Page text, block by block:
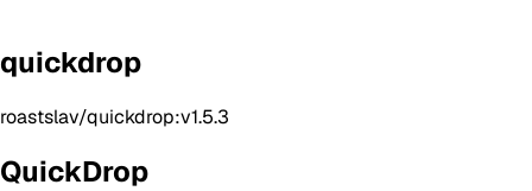
quickdrop
roastslav/quickdrop:v1.5.3
QuickDrop